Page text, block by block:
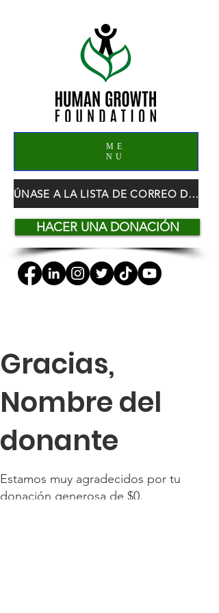
ME
NU
ÚNASE A LA LISTA DE CORREO DE HGF
HACER UNA DONACIÓN
Gracias,
Nombre del
donante
Estamos muy agradecidos por tu
donación generosa de $0.